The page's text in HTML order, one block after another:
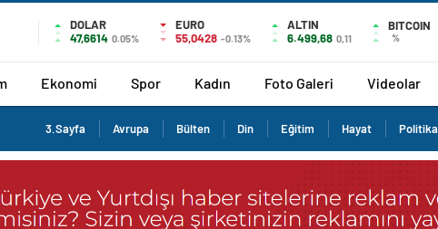
DOLAR
47,6614 0.05%
EURO
55,0428 -0.13%
ALTIN
6.499,68 0,11
BITCOIN
%
Ekonomi Spor Kadın Foto Galeri Videolar
3.Sayfa Avrupa Bülten Din Eğitim Hayat Politika